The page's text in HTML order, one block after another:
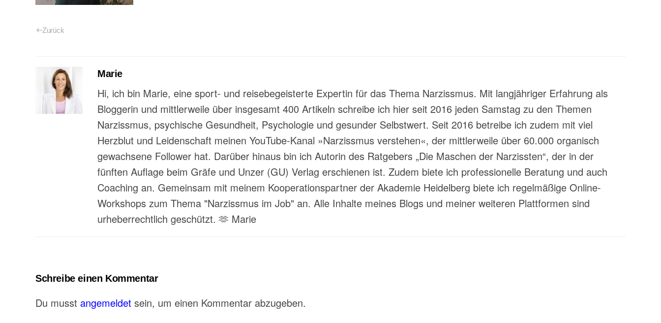
Zurück
Marie
Hi, ich bin Marie, eine sport- und reisebegeisterte Expertin für das Thema Narzissmus. Mit langjähriger Erfahrung als
Bloggerin und mittlerweile über insgesamt 400 Artikeln schreibe ich hier seit 2016 jeden Samstag zu den Themen
Narzissmus, psychische Gesundheit, Psychologie und gesunder Selbstwert. Seit 2016 betreibe ich zudem mit viel
Herzblut und Leidenschaft meinen YouTube-Kanal »Narzissmus verstehen«, der mittlerweile über 60.000 organisch
gewachsene Follower hat. Darüber hinaus bin ich Autorin des Ratgebers „Die Maschen der Narzissten“, der in der
fünften Auflage beim Gräfe und Unzer (GU) Verlag erschienen ist. Zudem biete ich professionelle Beratung und auch
Coaching an. Gemeinsam mit meinem Kooperationspartner der Akademie Heidelberg biete ich regelmäßige Online-
Workshops zum Thema "Narzissmus im Job" an. Alle Inhalte meines Blogs und meiner weiteren Plattformen sind
urheberrechtlich geschützt. 🫶 Marie
Schreibe einen Kommentar
Du musst angemeldet sein, um einen Kommentar abzugeben.